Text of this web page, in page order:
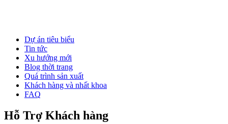
Dự án tiêu biểu
Tin tức
Xu hướng mới
Blog thời trang
Quá trình sản xuất
Khách hàng và nhất khoa
FAQ
Hỗ Trợ Khách hàng